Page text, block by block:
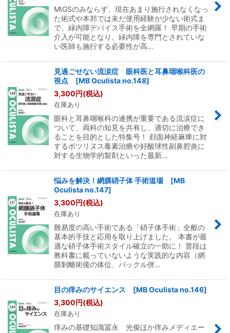
MIGSのみならず、現在あまり施行されなくなっ
た術式や本邦では未だ使用経験が少ない術式ま
で、緑内障デバイス手術を全網羅！ 早期の手術
介入が可能となり、緑内障を専門とされていな
い医師も施行する必要性が高…
見過ごせない流涙症 眼科医と耳鼻咽喉科医の
視点 [MB Oculista no.148]
3,300円(税込)
在庫あり
眼科と耳鼻咽喉科の連携が重要である流涙症に
ついて、両科の知見を共有し、適切に治療でき
ることを目的とした特集号！ 顔面神経麻痺に対
するボツリヌス毒素治療や好酸球性副鼻腔炎に
対する生物学的製剤といった最新…
悩みを解決！網膜硝子体 手術道場 [MB
Oculista no.147]
3,300円(税込)
在庫あり
難易度の高い手術である「硝子体手術」全般の
基本的手技と応用を取り上げました。 本書が最
適な硝子体手術スタイル確立の一助に！ 普段は
教科書に載っていないような実践的な内容（網
膜剝離術後の体位、バックル併…
目の痒みのサイエンス [MB Oculista no.146]
3,300円(税込)
在庫あり
痒みの基礎知識冨永 光俊ほか痒みメディエー